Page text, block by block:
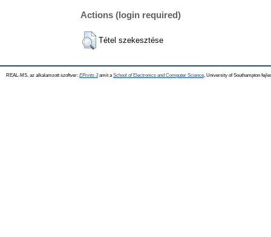
Actions (login required)
Tétel szekesztése
REAL-MS, az alkalamzott szoftver: EPrints 3amit a School of Electronics and Computer Science , University of Southampton